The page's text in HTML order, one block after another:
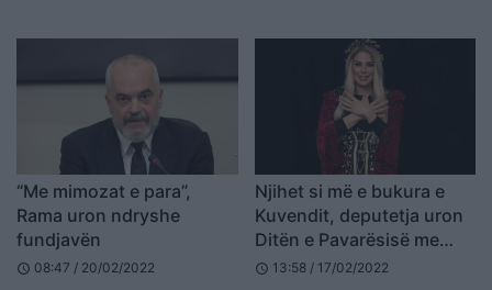
“Me mimozat e para”,
Rama uron ndryshe
fundjavën
schedule 08:47 / 20/02/2022
Njihet si më e bukura e
Kuvendit, deputetja uron
Ditën e Pavarësisë me
paraqitjen e veçantë
schedule 13:58 / 17/02/2022